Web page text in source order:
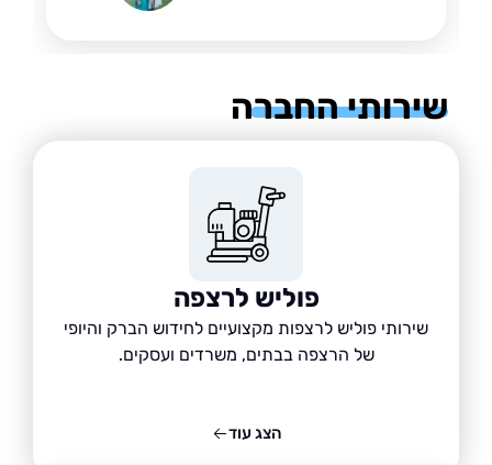
החברה
פוליש לרצפה
שירותי פוליש לרצפות מקצועיים לחידוש הברק והיופי
של הרצפה בבתים, משרדים ועסקים.